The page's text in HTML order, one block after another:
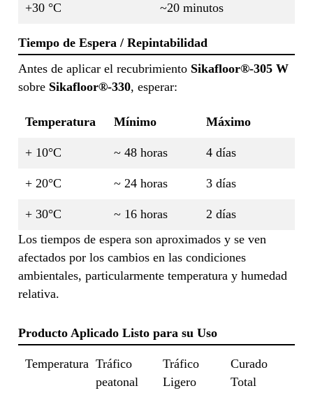
+30 °C ~20 minutos
Tiempo de Espera / Repintabilidad
Antes de aplicar el recubrimiento Sikafloor®-305 W
sobre Sikafloor®-330, esperar:
Temperatura Mínimo Máximo
+ 10°C ~ 48 horas 4 días
+ 20°C ~ 24 horas 3 días
+ 30°C ~ 16 horas
2 días
Los tiempos de espera son aproximados y se ven
afectados por los cambios en las condiciones
ambientales, particularmente temperatura y humedad
relativa.
Producto Aplicado Listo para su Uso
Temperatura Tráfico
peatonal
Tráfico
Ligero
Curado
Total